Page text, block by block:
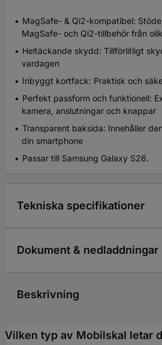
MagSafe- & Qi2-kompatibel:
MagSafe- och Qi2-tillbehör från
Heltäckande skydd: Tillförlitligt
vardagen
Inbyggt kortfack: Praktisk och
Perfekt passform och funktionell:
kamera, anslutningar och knappar
Transparent baksida: Innehåller
din smartphone
Passar till Samsung Galaxy S26.
Tekniska specifikationer
Dokument & nedladdningar
Beskrivning
Vilken typ av Mobilskal letar